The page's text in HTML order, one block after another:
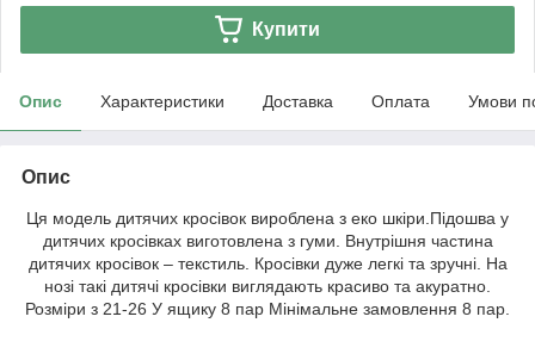
Купити
Опис Характеристики Доставка Оплата Умови
Опис
Ця модель дитячих кросівок вироблена з еко шкіри.Підошва у
дитячих кросівках виготовлена ​​з гуми. Внутрішня частина
дитячих кросівок – текстиль. Кросівки дуже легкі та зручні. На
нозі такі дитячі кросівки виглядають красиво та акуратно.
Розміри з 21-26 У ящику 8 пар Мінімальне замовлення 8 пар.